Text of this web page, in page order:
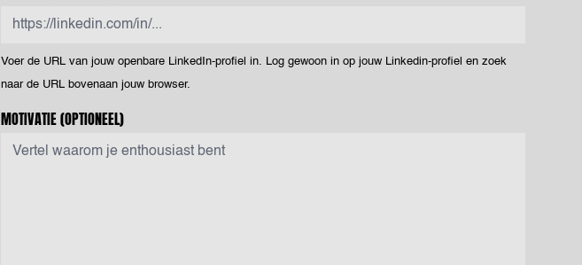
Voer de URL van jouw openbare LinkedIn-profiel in. Log gewoon in op jouw Linkedin-profiel en zoek
naar de URL bovenaan jouw browser.
MOTIVATIE(OPTIONEEL)